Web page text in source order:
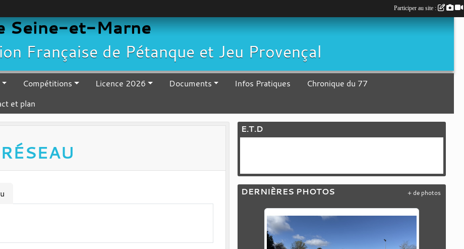
Seine-et-Marne
Française de Pétanque et Jeu Provençal
Compétitions Licence 2026 Documents Infos Pratiques
Chronique du 77
et plan
E.T.D
DERNIÈRES PHOTOS + de photos
Participer au site :